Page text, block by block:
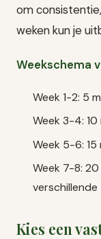
om
weken kun je
Weekschema
Week 1-2: 5
Week 3-4:
Week 5-6:
Week 7-8:
Kies een